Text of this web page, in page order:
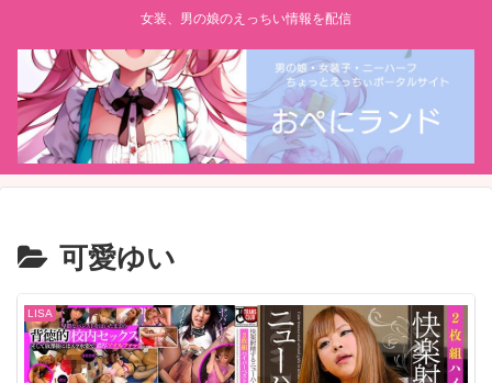
女装、男の娘のえっちい情報を配信
可愛ゆい
LISA